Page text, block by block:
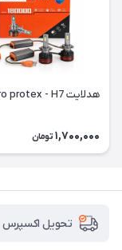
هدلایت M8 pro protex - H7
1,700,000 تومان
تحویل اکسپرس